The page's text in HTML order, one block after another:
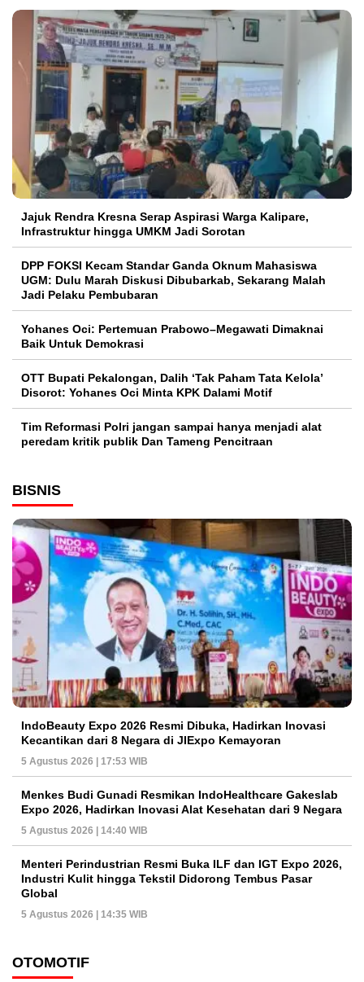
Jajuk Rendra Kresna Serap Aspirasi Warga Kalipare,
Infrastruktur hingga UMKM Jadi Sorotan
DPP FOKSI Kecam Standar Ganda Oknum Mahasiswa
UGM: Dulu Marah Diskusi Dibubarkab, Sekarang Malah
Jadi Pelaku Pembubaran
Yohanes Oci: Pertemuan Prabowo–Megawati Dimaknai
Baik Untuk Demokrasi
OTT Bupati Pekalongan, Dalih ‘Tak Paham Tata Kelola’
Disorot: Yohanes Oci Minta KPK Dalami Motif
Tim Reformasi Polri jangan sampai hanya menjadi alat
peredam kritik publik Dan Tameng Pencitraan
BISNIS
IndoBeauty Expo 2026 Resmi Dibuka, Hadirkan Inovasi
Kecantikan dari 8 Negara di JIExpo Kemayoran
5 Agustus 2026 | 17:53 WIB
Menkes Budi Gunadi Resmikan IndoHealthcare Gakeslab
Expo 2026, Hadirkan Inovasi Alat Kesehatan dari 9 Negara
5 Agustus 2026 | 14:40 WIB
Menteri Perindustrian Resmi Buka ILF dan IGT Expo 2026,
Industri Kulit hingga Tekstil Didorong Tembus Pasar
Global
5 Agustus 2026 | 14:35 WIB
OTOMOTIF